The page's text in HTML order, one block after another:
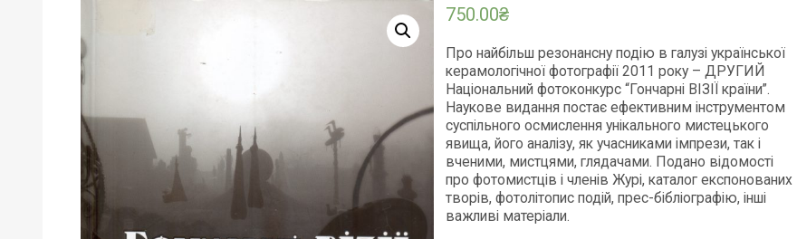
750.00₴
Про найбільш резонансну подію в галузі української
керамологічної фотографії 2011 року – ДРУГИЙ
Національний фотоконкурс “Гончарні ВІЗІЇ країни”.
Наукове видання постає ефективним інструментом
суспільного осмислення унікального мистецького
явища, його аналізу, як учасниками імпрези, так і
вченими, мистцями, глядачами. Подано відомості
про фотомистців і членів Журі, каталог експонованих
творів, фотолітопис подій, прес-бібліографію, інші
важливі матеріали.